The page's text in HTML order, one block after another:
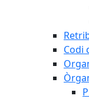
Codi